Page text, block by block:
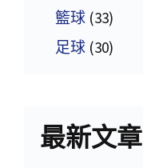
籃球 (33)
足球 (30)
最新文章